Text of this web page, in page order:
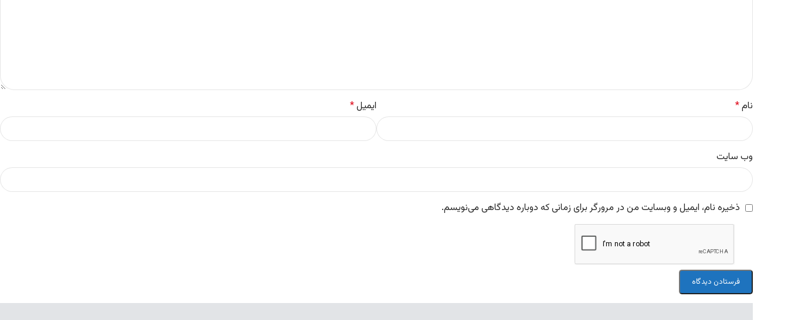
نام* ایمیل*
وب‌ سایت
ذخیره نام، ایمیل و وبسایت من در مرورگر برای زمانی که دوباره دیدگاهی می‌نویسم.